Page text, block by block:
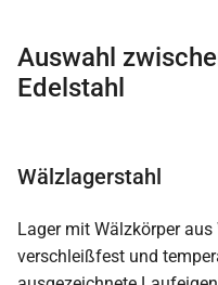
Auswahl
Edelstahl
Wälzlagerstahl
Lager mit Wälzkörper
verschleißfest und